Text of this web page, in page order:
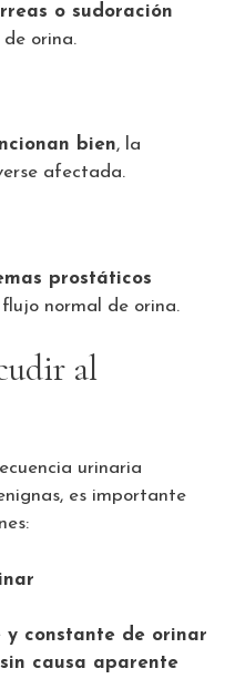
o sudoración
orina.
bien, la
afectada.
prostáticos
normal de orina.
al
urinaria
es importante
y constante de orinar
causa aparente